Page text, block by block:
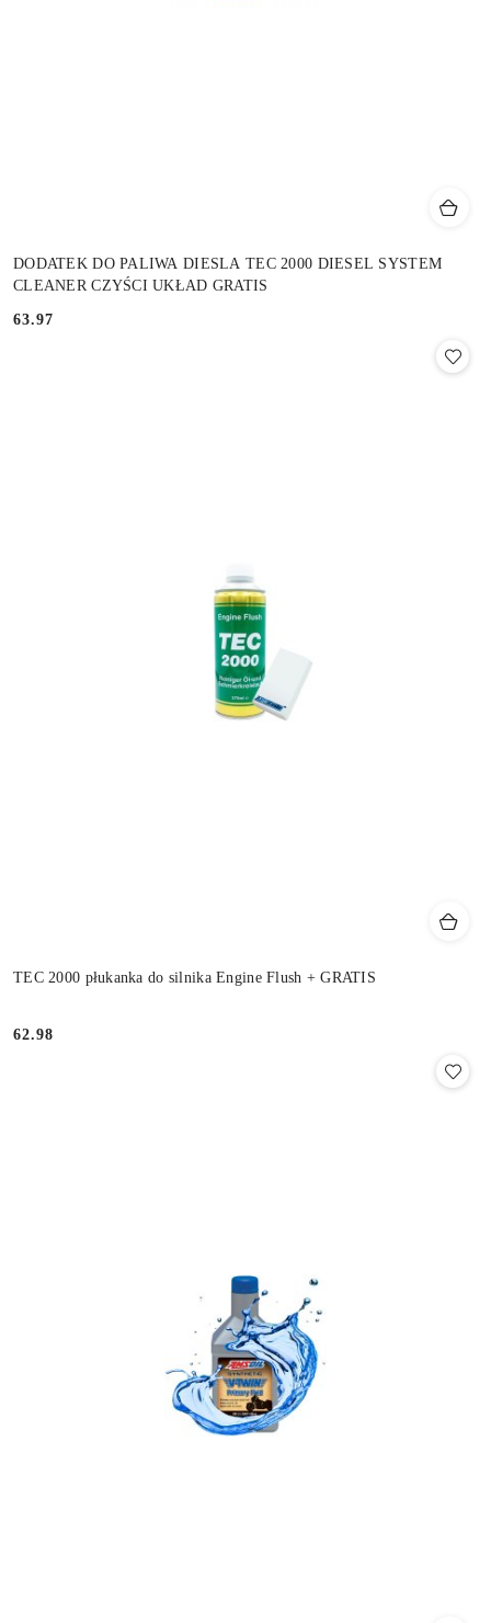
DODATEK DO PALIWA DIESLA TEC 2000 DIESEL SYSTEM
CLEANER CZYŚCI UKŁAD GRATIS
63.97
TEC 2000 płukanka do silnika Engine Flush + GRATIS
Cena:
62.98